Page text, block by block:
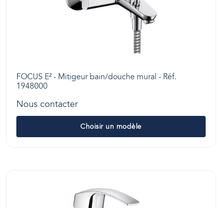
FOCUS E² - Mitigeur bain/douche mural - Réf.
1948000
Nous contacter
Choisir un modèle